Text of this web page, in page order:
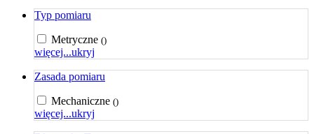
Typ pomiaru
Metryczne ()
więcej...ukryj
Zasada pomiaru
Mechaniczne ()
więcej...ukryj